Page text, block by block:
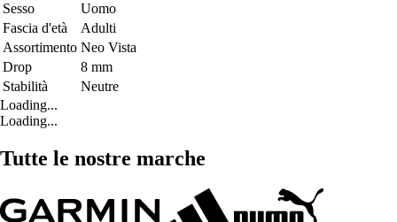
Sesso
Uomo
Fascia d'età
Adulti
Assortimento Neo Vista
Drop
8 mm
Stabilità
Neutre
Loading...
Loading...
Tutte le nostre marche